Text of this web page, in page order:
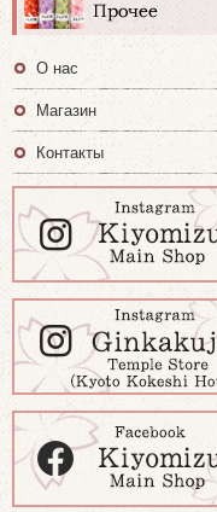
О нас
Магазин
Контакты